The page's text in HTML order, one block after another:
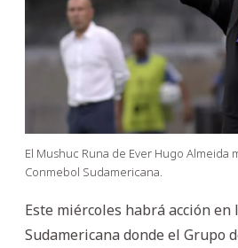
El Mushuc Runa de Ever Hugo Almeida
Conmebol Sudamericana.
Este miércoles habrá acción en
Sudamericana donde el Grupo